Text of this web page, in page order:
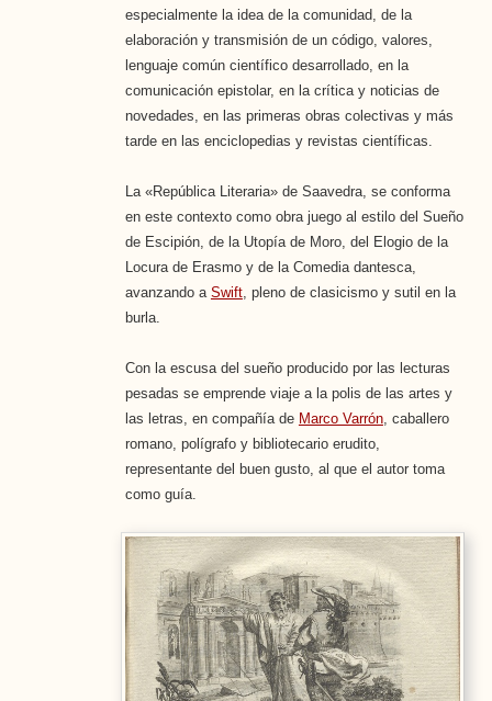
especialmente la idea de la comunidad, de la
elaboración y transmisión de un código, valores,
lenguaje común científico desarrollado, en la
comunicación epistolar, en la crítica y noticias de
novedades, en las primeras obras colectivas y más
tarde en las enciclopedias y revistas científicas.
La «República Literaria» de Saavedra, se conforma
en este contexto como obra juego al estilo del Sueño
de Escipión, de la Utopía de Moro, del Elogio de la
Locura de Erasmo y de la Comedia dantesca,
avanzando a Swift, pleno de clasicismo y sutil en la
burla.
Con la escusa del sueño producido por las lecturas
pesadas se emprende viaje a la polis de las artes y
las letras, en compañía de Marco Varrón, caballero
romano, polígrafo y bibliotecario erudito,
representante del buen gusto, al que el autor toma
como guía.